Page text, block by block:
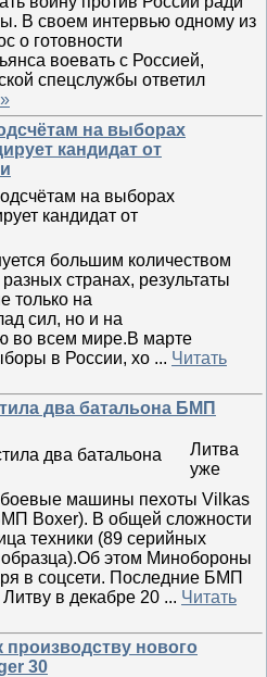
В своем интервью одному из
о готовности
воевать с Россией,
спецслужбы ответил
на выборах
кандидат от
большим количеством
странах, результаты
только на
сил, но и на
во всем мире.В марте
в России, хо ... Читать
два батальона БМП
Литва
уже
боевые машины пехоты Vilkas
Boxer). В общей сложности
техники (89 серийных
этом Минобороны
в соцсети. Последние БМП
в декабре 20 ... Читать
производству нового
30